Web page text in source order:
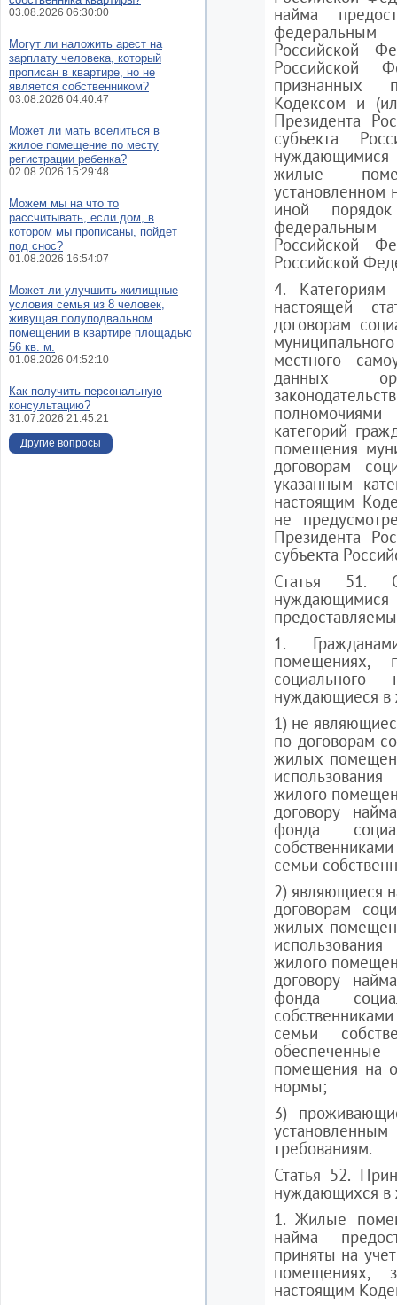
найма
Российской
Российской
признанных
Кодексом и
Президента
субъекта
жилые
установленном
иной
Российской
Российской
4.
настоящей
договорам
местного
данных
категорий
помещения
договорам
указанным
настоящим
не
Президента
субъекта
Статья 51.
1.
помещениях,
нуждающиеся в
1) не
по договорам
жилых
жилого
договору
фонда
семьи
2) являющиеся
договорам
жилых
жилого
договору
фонда
семьи
помещения на
нормы;
3)
требованиям.
Статья 52.
нуждающихся
1. Жилые
найма
приняты на
помещениях,
настоящим
03.08.2026 06:30:00
Могут ли наложить арест на
зарплату человека, который
прописан в квартире, но не
является собственником?
03.08.2026 04:40:47
Может ли мать вселиться в
жилое помещение по месту
регистрации ребенка?
02.08.2026 15:29:48
Можем мы на что то
рассчитывать, если дом, в
котором мы прописаны, пойдет
под снос?
01.08.2026 16:54:07
Может ли улучшить жилищные
условия семья из 8 человек,
живущая полуподвальном
помещении в квартире площадью
56 кв. м.
01.08.2026 04:52:10
Как получить персональную
консультацию?
31.07.2026 21:45:21
Другие вопросы